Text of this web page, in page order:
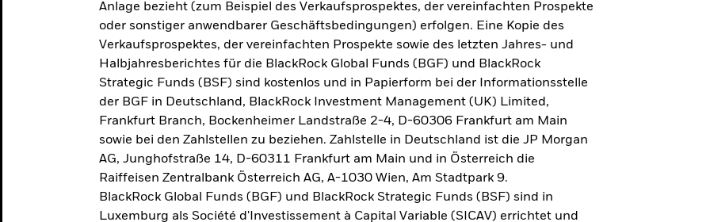
Anlage bezieht (zum Beispiel des Verkaufsprospektes, der vereinfachten Prospekte
oder sonstiger anwendbarer Geschäftsbedingungen) erfolgen. Eine Kopie des
Verkaufsprospektes, der vereinfachten Prospekte sowie des letzten Jahres- und
Halbjahresberichtes für die BlackRock Global Funds (BGF) und BlackRock
Strategic Funds (BSF) sind kostenlos und in Papierform bei der Informationsstelle
der BGF in Deutschland, BlackRock Investment Management (UK) Limited,
Frankfurt Branch, Bockenheimer Landstraße 2-4, D-60306 Frankfurt am Main
sowie bei den Zahlstellen zu beziehen. Zahlstelle in Deutschland ist die JP Morgan
AG, Junghofstraße 14, D-60311 Frankfurt am Main und in Österreich die
Raiffeisen Zentralbank Österreich AG, A-1030 Wien, Am Stadtpark 9.
BlackRock Global Funds (BGF) und BlackRock Strategic Funds (BSF) sind in
Luxemburg als Société d'Investissement à Capital Variable (SICAV) errichtet und